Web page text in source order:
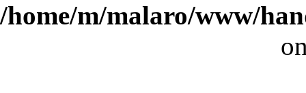
/home/m/malaro/www/